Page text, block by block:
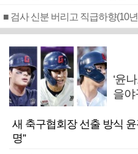
‘윤
을야
새 축구협회장 선출 방식
명”